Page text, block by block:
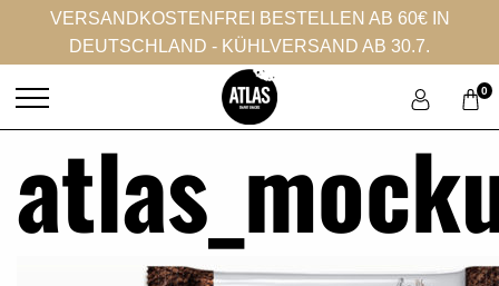
VERSANDKOSTENFREI BESTELLEN AB 60€ IN
DEUTSCHLAND - KÜHLVERSAND AB 30.7.
0